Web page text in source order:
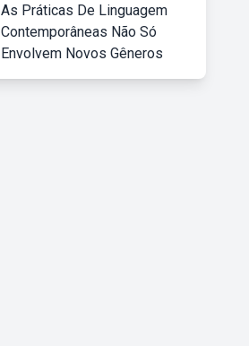
As Práticas De Linguagem
Contemporâneas Não Só
Envolvem Novos Gêneros